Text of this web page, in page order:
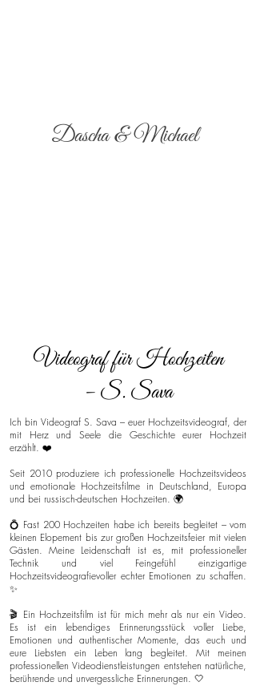
Dascha & Michael
Videograf für Hochzeiten
– S. Sava
Ich bin Videograf S. Sava – euer Hochzeitsvideograf, der
mit Herz und Seele die Geschichte eurer Hochzeit
erzählt. ❤️
Seit 2010 produziere ich professionelle Hochzeitsvideos
und emotionale Hochzeitsfilme in Deutschland, Europa
und bei russisch-deutschen Hochzeiten. 🌍
💍 Fast 200 Hochzeiten habe ich bereits begleitet – vom
kleinen Elopement bis zur großen Hochzeitsfeier mit vielen
Gästen. Meine Leidenschaft ist es, mit professioneller
Technik und viel Feingefühl einzigartige
Hochzeitsvideografievoller echter Emotionen zu schaffen.
✨
🎬 Ein Hochzeitsfilm ist für mich mehr als nur ein Video.
Es ist ein lebendiges Erinnerungsstück voller Liebe,
Emotionen und authentischer Momente, das euch und
eure Liebsten ein Leben lang begleitet. Mit meinen
professionellen Videodienstleistungen entstehen natürliche,
berührende und unvergessliche Erinnerungen. 🤍